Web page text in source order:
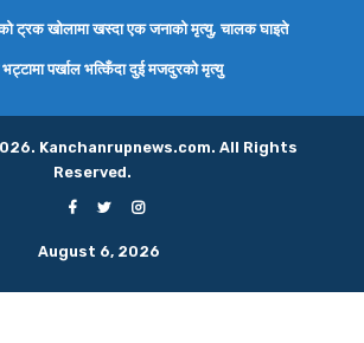
ट्रक खोलामा खस्दा एक जनाको मृत्यु, चालक घाइते
पर्खाल भत्किँदा दुई मजदुरको मृत्यु
Kanchanrupnews.com. All Rights
Reserved.
August 6, 2026